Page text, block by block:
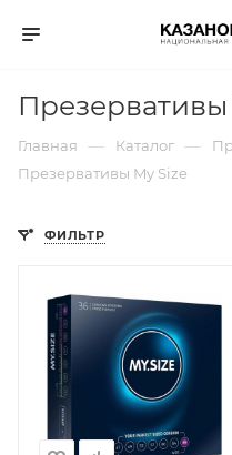
Презервативы
Главная — Каталог —
Презервативы My Size
ФИЛЬТР